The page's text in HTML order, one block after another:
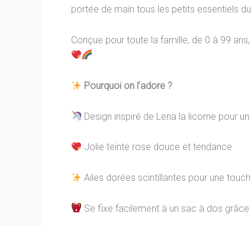
portée de main tous les petits essentiels
Conçue pour toute la famille, de 0 à 99
Pourquoi on l’adore ?
Design inspiré de Lena la licorne pour
Jolie teinte rose douce et tendance
Ailes dorées scintillantes pour une
Se fixe facilement à un sac à dos